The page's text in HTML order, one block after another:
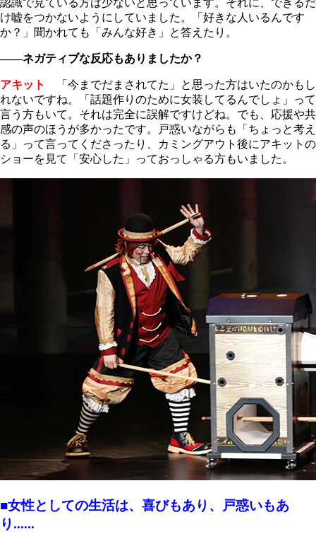
認識で見ている方は少ないと思っています。それに、できるだ
け嘘をつかないようにしていました。「好きな人いるんです
か？」聞かれても「みんな好き」と答えたり。
――ネガティブな反応もありましたか？
アキット
「今までだまされてた」と思った方はいたのかもし
れないですね。「話題作りのために女装してるんでしょ」って
言う方もいて。それは完全に誤解ですけどね。でも、応援や共
感の声のほうが多かったです。戸惑いながらも「ちょっと考え
る」って言ってくださったり、カミングアウト後にアキットの
ショーを見て「安心した」っておっしゃる方もいました。
■女性としての生活は、喜びもあり、戸惑いもあ
り......